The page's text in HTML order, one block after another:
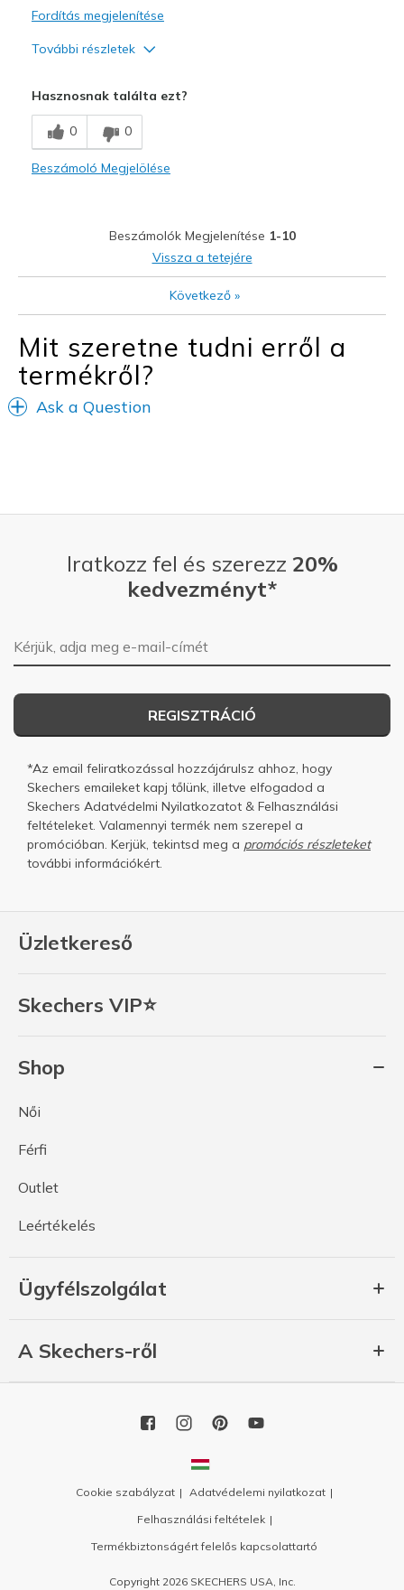
Fordítás megjelenítése
További részletek
Kontra
Wear Out Quickly
Width
Feels true to width
Feels true to size
Hasznosnak találta ezt?
0 0
Beszámoló Megjelölése
Beszámolók Megjelenítése 1-10
Vissza a tetejére
Következő»
Mit szeretne tudni erről a
termékről?
Ask a Question
Üzletkereső
Skechers VIP⭐
Shop
Női
Férfi
Outlet
Leértékelés
Ügyfélszolgálat
A Skechers-ről
Iratkozz fel és szerezz 20%
kedvezményt*
E-mail-cím
REGISZTRÁCIÓ
*Az email feliratkozással hozzájárulsz ahhoz, hogy
Skechers emaileket kapj tőlünk, illetve elfogadod a
Skechers Adatvédelmi Nyilatkozatot & Felhasználási
feltételeket. Valamennyi termék nem szerepel a
promócióban. Kerjük, tekintsd meg a promóciós részleteket
további információkért.
Cookie szabályzat
Adatvédelemi nyilatkozat
Felhasználási feltételek
Termékbiztonságért felelős kapcsolattartó
Copyright 2026 SKECHERS USA, Inc.